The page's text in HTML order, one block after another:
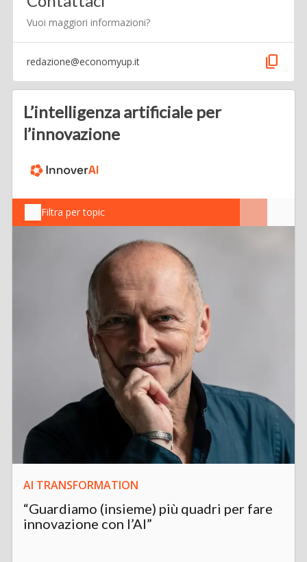
Vuoi maggiori informazioni?
redazione@economyup.it content_copy
L’intelligenza artificiale per
l’innovazione
Filtra per topic
AI TRANSFORMATION
“Guardiamo (insieme) più quadri per fare
innovazione con l’AI”